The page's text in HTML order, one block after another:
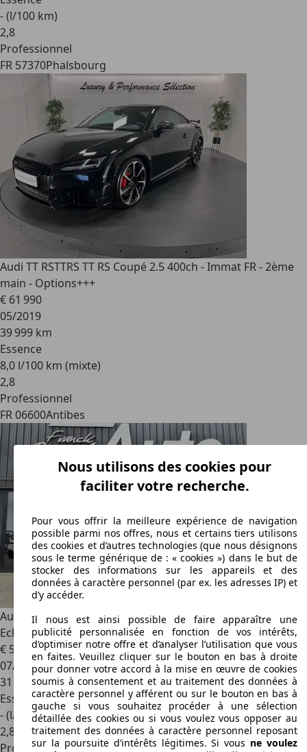
- (l/100 km)
2,8
Professionnel
FR 57370Phalsbourg
Audi TT RSTTRS TT RS Coupé 2.5 400ch - Immat FR - 2ème
main - Options+++
€ 61 990
05/2019
39 999 km
Essence
8,0 l/100 km (mixte)
2,8
Professionnel
FR 06600Antibes
Audi TT RS2.5 TFSI 400 Ch Quattro S-Tronic 7 /
Echappement sport / Carbone / TTRS
€ 59 990
07/2019
31 480 km
Essence
- (l/100 km)
2,8
Professionnel
Nous utilisons des cookies pour
faciliter votre recherche.
Pour vous offrir la meilleure expérience de navigation
possible parmi nos offres, nous et certains tiers utilisons
des cookies et d’autres technologies (que nous désignons
sous le terme générique de : « cookies ») dans le but de
stocker des informations sur les appareils et des
données à caractère personnel (par ex. les adresses IP) et
d’y accéder.
Il nous est ainsi possible de faire apparaître une
publicité personnalisée en fonction de vos intérêts,
d’optimiser notre offre et d’analyser l’utilisation que vous
en faites. Veuillez cliquer sur le bouton en bas à droite
pour donner votre accord à la mise en œuvre de cookies
soumis à consentement et au traitement des données à
caractère personnel y afférent ou sur le bouton en bas à
gauche si vous souhaitez procéder à une sélection
détaillée des cookies ou si vous voulez vous opposer au
traitement des données à caractère personnel reposant
sur la poursuite d’intérêts légitimes. Si vous ne voulez